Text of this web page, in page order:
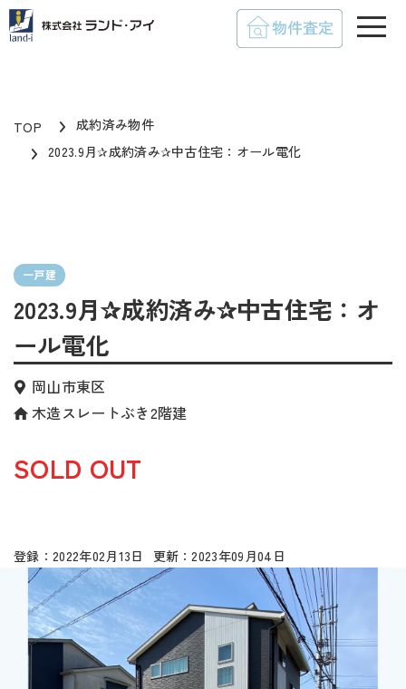
TOP
成約済み物件
2023.9月✰成約済み✰中古住宅：オール電化
一戸建
2023.9月✰成約済み✰中古住宅：オ
ール電化
岡山市東区
木造スレートぶき2階建
SOLD OUT
2022年02月13日 2023年09月04日